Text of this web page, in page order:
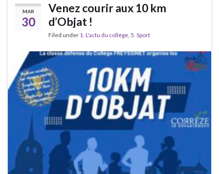
MAR
30
Venez courir aux 10 km
d’Objat !
Filed under 1. L'actu du collège 5. Sport